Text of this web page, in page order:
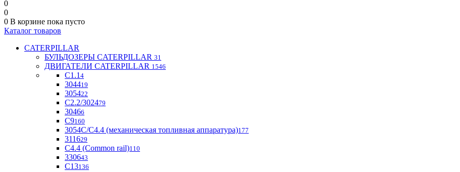
0
0
0 В корзине пока пусто
Каталог товаров
CATERPILLAR
БУЛЬДОЗЕРЫ CATERPILLAR 31
ДВИГАТЕЛИ CATERPILLAR 1546
C1.1 4
304419
305422
С2.2/302479
30466
С9160
3054С/С4.4 (механическая топливная аппаратура)177
311629
С4.4 (Common rail)110
330643
С13136